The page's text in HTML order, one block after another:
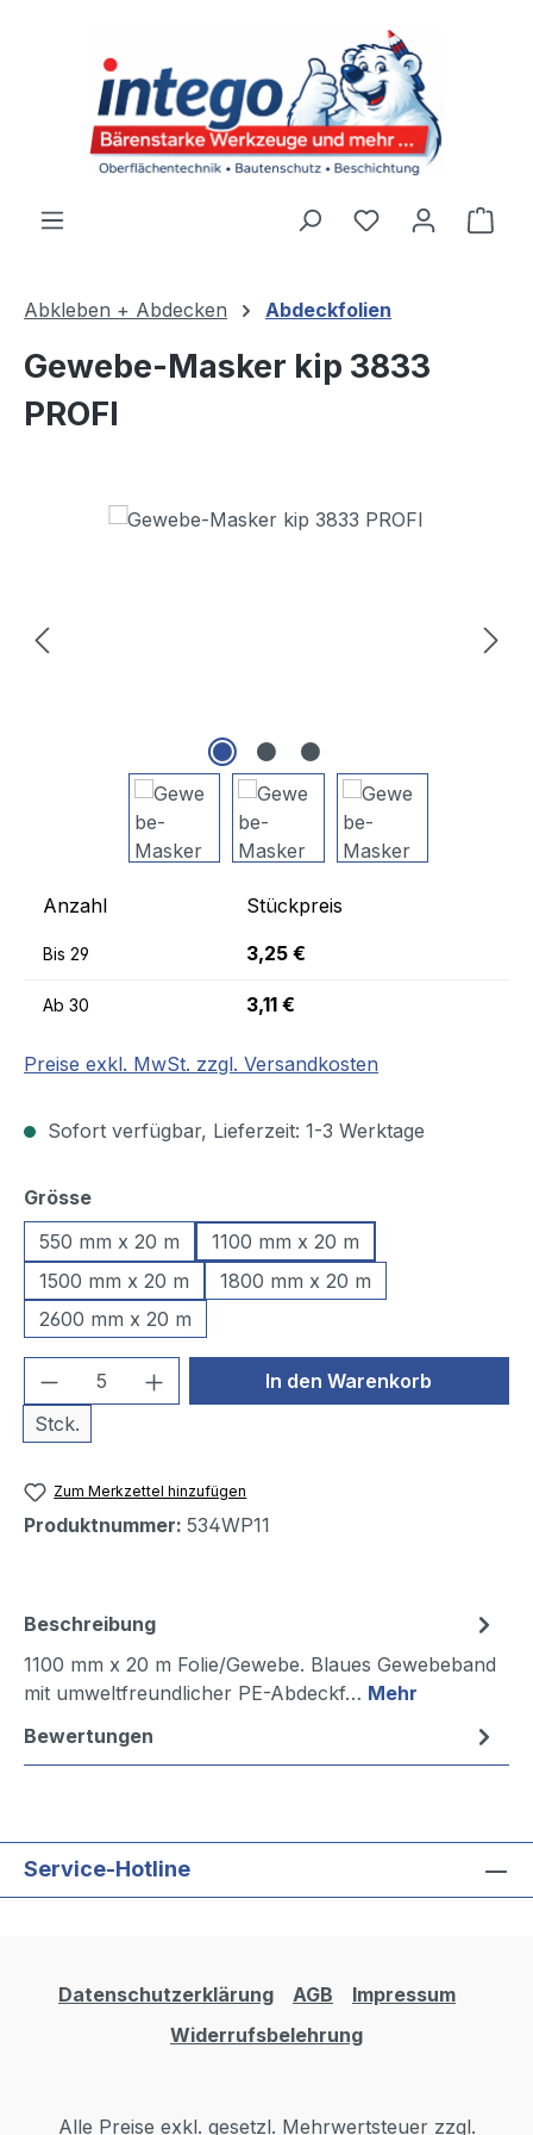
Du hast 0
Abkleben + Abdecken Abdeckfolien
Gewebe-Masker kip 3833
PROFI
Bildergalerie überspringen
Anzahl Stückpreis
Bis 29 3,25 €
Ab 30 3,11 €
Preise exkl. MwSt. zzgl. Versandkosten
Sofort verfügbar, Lieferzeit: 1-3 Werktage
Grösseauswählen
550 mm x 20 m
1100 mm x 20 m
1500 mm x 20 m
1800 mm x 20 m
2600 mm x 20 m
Produkt Anzahl: Gib den
Stck.
In den Warenkorb
Zum Merkzettel hinzufügen
Produktnummer: 534WP11
Beschreibung
1100 mm x 20 m Folie/Gewebe. Blaues Gewebeband
mit umweltfreundlicher PE-Abdeckf… Mehr
Bewertungen
Service-Hotline
Datenschutzerklärung AGB
Impressum
Widerrufsbelehrung
Alle Preise exkl. gesetzl. Mehrwertsteuer zzgl.